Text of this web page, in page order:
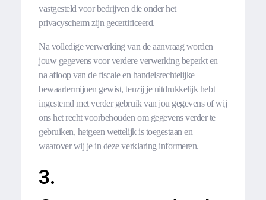
vastgesteld voor bedrijven die onder het
privacyscherm zijn gecertificeerd.
Na volledige verwerking van de aanvraag worden
jouw gegevens voor verdere verwerking beperkt en
na afloop van de fiscale en handelsrechtelijke
bewaartermijnen gewist, tenzij je uitdrukkelijk hebt
ingestemd met verder gebruik van jou gegevens of wij
ons het recht voorbehouden om gegevens verder te
gebruiken, hetgeen wettelijk is toegestaan en
waarover wij je in deze verklaring informeren.
3.